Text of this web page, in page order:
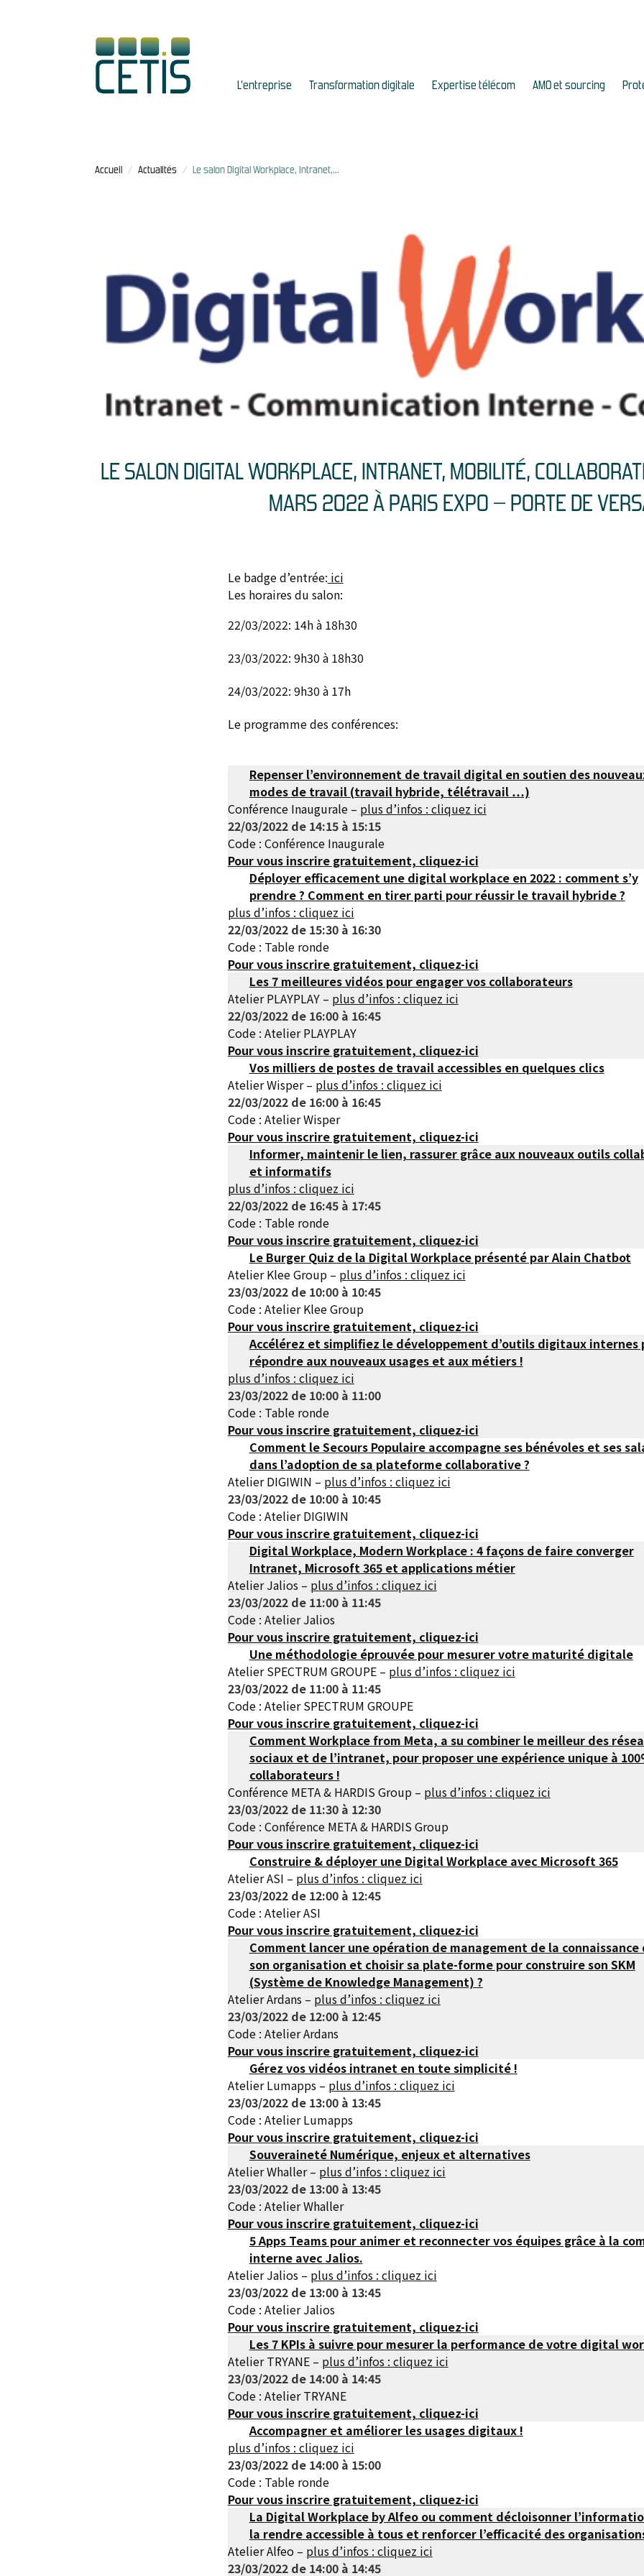
L’entreprise Transformation digitale Expertise télécom AMO et sourcing
Accueil / Actualités / Le salon Digital Workplace, Intranet,...
LE SALON DIGITAL WORKPLACE, INTRANET, MOBILITÉ,
MARS 2022 À PARIS EXPO – PORTE DE
Le badge d’entrée: ici
Les horaires du salon:
22/03/2022: 14h à 18h30
23/03/2022: 9h30 à 18h30
24/03/2022: 9h30 à 17h
Le programme des conférences:
Repenser l’environnement de travail digital en soutien des
modes de travail (travail hybride, télétravail …)
Conférence Inaugurale – plus d’infos : cliquez ici
22/03/2022 de 14:15 à 15:15
Code : Conférence Inaugurale
Pour vous inscrire gratuitement, cliquez-ici
Déployer efficacement une digital workplace en 2022 : comment s’y
prendre ? Comment en tirer parti pour réussir le travail hybride ?
plus d’infos : cliquez ici
22/03/2022 de 15:30 à 16:30
Code : Table ronde
Pour vous inscrire gratuitement, cliquez-ici
Les 7 meilleures vidéos pour engager vos collaborateurs
Atelier PLAYPLAY – plus d’infos : cliquez ici
22/03/2022 de 16:00 à 16:45
Code : Atelier PLAYPLAY
Pour vous inscrire gratuitement, cliquez-ici
Vos milliers de postes de travail accessibles en quelques clics
Atelier Wisper – plus d’infos : cliquez ici
22/03/2022 de 16:00 à 16:45
Code : Atelier Wisper
Pour vous inscrire gratuitement, cliquez-ici
Informer, maintenir le lien, rassurer grâce aux nouveaux outils
et informatifs
plus d’infos : cliquez ici
22/03/2022 de 16:45 à 17:45
Code : Table ronde
Pour vous inscrire gratuitement, cliquez-ici
Le Burger Quiz de la Digital Workplace présenté par Alain Chatbot
Atelier Klee Group – plus d’infos : cliquez ici
23/03/2022 de 10:00 à 10:45
Code : Atelier Klee Group
Pour vous inscrire gratuitement, cliquez-ici
Accélérez et simplifiez le développement d’outils digitaux internes
répondre aux nouveaux usages et aux métiers !
plus d’infos : cliquez ici
23/03/2022 de 10:00 à 11:00
Code : Table ronde
Pour vous inscrire gratuitement, cliquez-ici
Comment le Secours Populaire accompagne ses bénévoles et ses
dans l’adoption de sa plateforme collaborative ?
Atelier DIGIWIN – plus d’infos : cliquez ici
23/03/2022 de 10:00 à 10:45
Code : Atelier DIGIWIN
Pour vous inscrire gratuitement, cliquez-ici
Digital Workplace, Modern Workplace : 4 façons de faire converger
Intranet, Microsoft 365 et applications métier
Atelier Jalios – plus d’infos : cliquez ici
23/03/2022 de 11:00 à 11:45
Code : Atelier Jalios
Pour vous inscrire gratuitement, cliquez-ici
Une méthodologie éprouvée pour mesurer votre maturité digitale
Atelier SPECTRUM GROUPE – plus d’infos : cliquez ici
23/03/2022 de 11:00 à 11:45
Code : Atelier SPECTRUM GROUPE
Pour vous inscrire gratuitement, cliquez-ici
Comment Workplace from Meta, a su combiner le meilleur des
sociaux et de l’intranet, pour proposer une expérience unique à
collaborateurs !
Conférence META & HARDIS Group – plus d’infos : cliquez ici
23/03/2022 de 11:30 à 12:30
Code : Conférence META & HARDIS Group
Pour vous inscrire gratuitement, cliquez-ici
Construire & déployer une Digital Workplace avec Microsoft 365
Atelier ASI – plus d’infos : cliquez ici
23/03/2022 de 12:00 à 12:45
Code : Atelier ASI
Pour vous inscrire gratuitement, cliquez-ici
Comment lancer une opération de management de la connaissance
son organisation et choisir sa plate-forme pour construire son SKM
(Système de Knowledge Management) ?
Atelier Ardans – plus d’infos : cliquez ici
23/03/2022 de 12:00 à 12:45
Code : Atelier Ardans
Pour vous inscrire gratuitement, cliquez-ici
Gérez vos vidéos intranet en toute simplicité !
Atelier Lumapps – plus d’infos : cliquez ici
23/03/2022 de 13:00 à 13:45
Code : Atelier Lumapps
Pour vous inscrire gratuitement, cliquez-ici
Souveraineté Numérique, enjeux et alternatives
Atelier Whaller – plus d’infos : cliquez ici
23/03/2022 de 13:00 à 13:45
Code : Atelier Whaller
Pour vous inscrire gratuitement, cliquez-ici
5 Apps Teams pour animer et reconnecter vos équipes grâce à la
interne avec Jalios.
Atelier Jalios – plus d’infos : cliquez ici
23/03/2022 de 13:00 à 13:45
Code : Atelier Jalios
Pour vous inscrire gratuitement, cliquez-ici
Les 7 KPIs à suivre pour mesurer la performance de votre digital
Atelier TRYANE – plus d’infos : cliquez ici
23/03/2022 de 14:00 à 14:45
Code : Atelier TRYANE
Pour vous inscrire gratuitement, cliquez-ici
Accompagner et améliorer les usages digitaux !
plus d’infos : cliquez ici
23/03/2022 de 14:00 à 15:00
Code : Table ronde
Pour vous inscrire gratuitement, cliquez-ici
La Digital Workplace by Alfeo ou comment décloisonner
la rendre accessible à tous et renforcer l’efficacité des
Atelier Alfeo – plus d’infos : cliquez ici
23/03/2022 de 14:00 à 14:45